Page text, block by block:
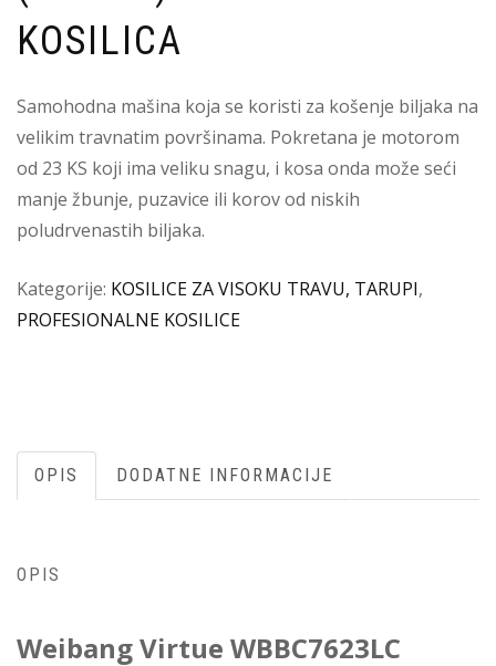
KOSILICA
Samohodna mašina koja se koristi za košenje biljaka na
velikim travnatim površinama. Pokretana je motorom
od 23 KS koji ima veliku snagu, i kosa onda može seći
manje žbunje, puzavice ili korov od niskih
poludrvenastih biljaka.
Kategorije: KOSILICE ZA VISOKU TRAVU, TARUPI,
PROFESIONALNE KOSILICE
OPIS DODATNE INFORMACIJE
OPIS
Weibang Virtue WBBC7623LC